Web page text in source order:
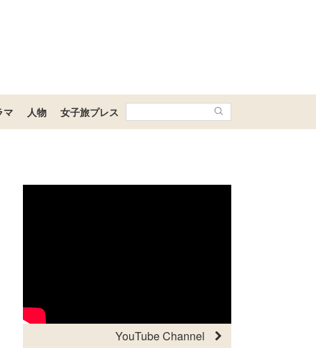
マ 人物 女子旅プレス
YouTube Channel